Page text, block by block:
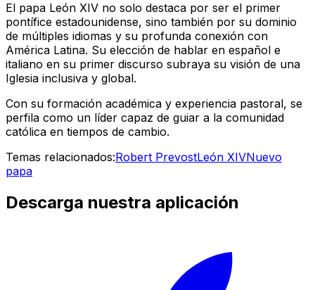
El papa León XIV no solo destaca por ser el primer
pontífice estadounidense, sino también por su dominio
de múltiples idiomas y su profunda conexión con
América Latina. Su elección de hablar en español e
italiano en su primer discurso subraya su visión de una
Iglesia inclusiva y global.
Con su formación académica y experiencia pastoral, se
perfila como un líder capaz de guiar a la comunidad
católica en tiempos de cambio.
Temas relacionados:Robert PrevostLeón XIVNuevo
papa
Descarga nuestra aplicación